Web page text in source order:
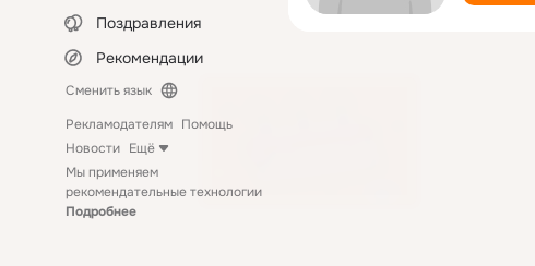
Поздравления
Рекомендации
Сменить язык
Рекламодателям Помощь
Новости Ещё
Мы применяем
рекомендательные технологии
Подробнее